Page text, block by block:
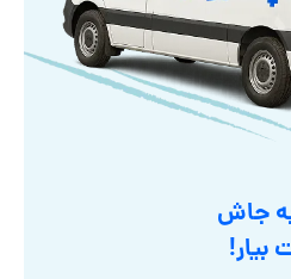
جاش
بیار!